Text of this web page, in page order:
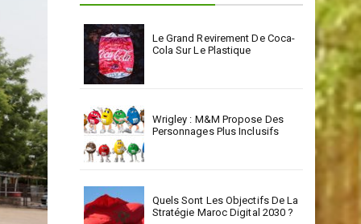
Le Grand Revirement De Coca-
Cola Sur Le Plastique
Wrigley : M&M Propose Des
Personnages Plus Inclusifs
Quels Sont Les Objectifs De La
Stratégie Maroc Digital 2030 ?